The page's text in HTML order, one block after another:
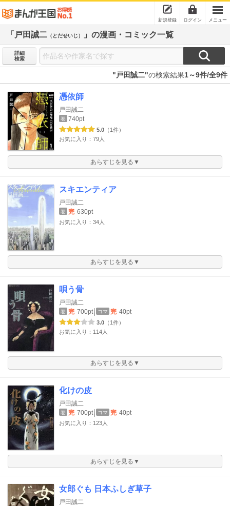
新規登録 ログイン メニュー
「戸田誠二 （とだせいじ） 」の漫画・コミック一覧
詳細
検索
"戸田誠二"の検索結果1～9件/全9件
憑依師
戸田誠二
巻 740pt
5.0 （1件）
お気に入り：79人
あらすじを見る▼
スキエンティア
戸田誠二
巻 完 630pt
お気に入り：34人
あらすじを見る▼
唄う骨
戸田誠二
巻 完 700pt コマ 完 40pt
3.0 （1件）
お気に入り：114人
あらすじを見る▼
化けの皮
戸田誠二
巻 完 700pt コマ 完 40pt
お気に入り：123人
あらすじを見る▼
女郎ぐも 日本ふしぎ草子
戸田誠二